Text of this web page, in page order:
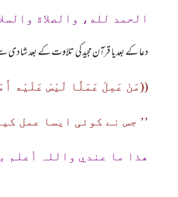
الحمد لله، والصلاة
دعا کے بعدیا قرآن مجید کی تلاوت کے بعد
((مَنْ عَمِلَ عَمَلًا لَیْسْ عَلَیْه
’’ جس نے کوئی ایسا عمل
ھذا ما عندي واللہ أعلم